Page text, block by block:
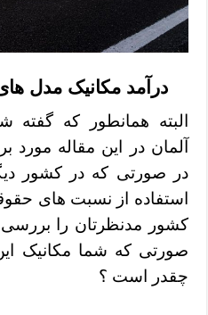
درآمد مکانیک مدل
البته همانطور که
آلمان در این مقاله
در صورتی که در کشور
استفاده از نسبت های
کشور مدنظرتان را بررسی
صورتی که شما مکانیک
چقدر است ؟